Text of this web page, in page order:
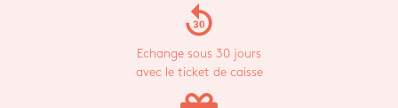
replay_30
Echange sous 30 jours
avec le ticket de caisse